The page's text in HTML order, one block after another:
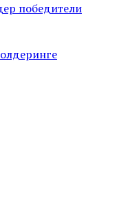
победители